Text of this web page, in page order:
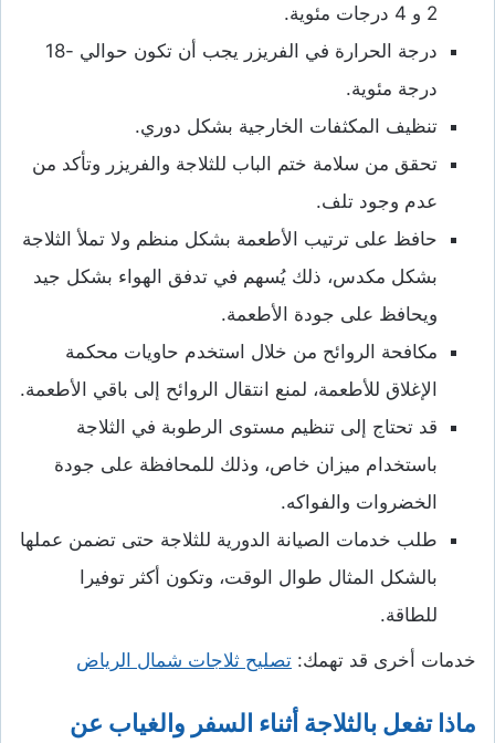
2 و 4 درجات مئوية.
درجة الحرارة في الفريزر يجب أن تكون حوالي -18
درجة مئوية.
تنظيف المكثفات الخارجية بشكل دوري.
تحقق من سلامة ختم الباب للثلاجة والفريزر وتأكد من
عدم وجود تلف.
حافظ على ترتيب الأطعمة بشكل منظم ولا تملأ الثلاجة
بشكل مكدس، ذلك يُسهم في تدفق الهواء بشكل جيد
ويحافظ على جودة الأطعمة.
مكافحة الروائح من خلال استخدم حاويات محكمة
الإغلاق للأطعمة، لمنع انتقال الروائح إلى باقي الأطعمة.
قد تحتاج إلى تنظيم مستوى الرطوبة في الثلاجة
باستخدام ميزان خاص، وذلك للمحافظة على جودة
الخضروات والفواكه.
طلب خدمات الصيانة الدورية للثلاجة حتى تضمن عملها
بالشكل المثال طوال الوقت، وتكون أكثر توفيرا
للطاقة.
خدمات أخرى قد تهمك: تصليح ثلاجات شمال الرياض
ماذا تفعل بالثلاجة أثناء السفر والغياب عن